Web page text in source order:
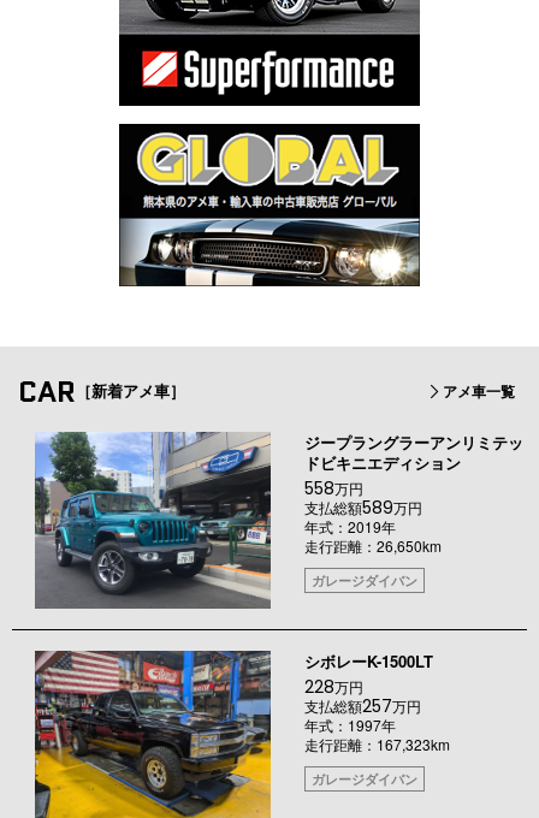
CAR ［新着アメ車］ アメ車一覧
ジープラングラーアンリミテッ
ドビキニエディション
558万円
支払総額589万円
年式：2019年
走行距離：26,650km
ガレージダイバン
シボレーK-1500LT
228万円
支払総額257万円
年式：1997年
走行距離：167,323km
ガレージダイバン